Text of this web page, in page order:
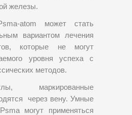
железы.
atom может стать
вариантом лечения
которые не могут
уровня успеха с
методов.
маркированные
через вену. Умные
могут применяться